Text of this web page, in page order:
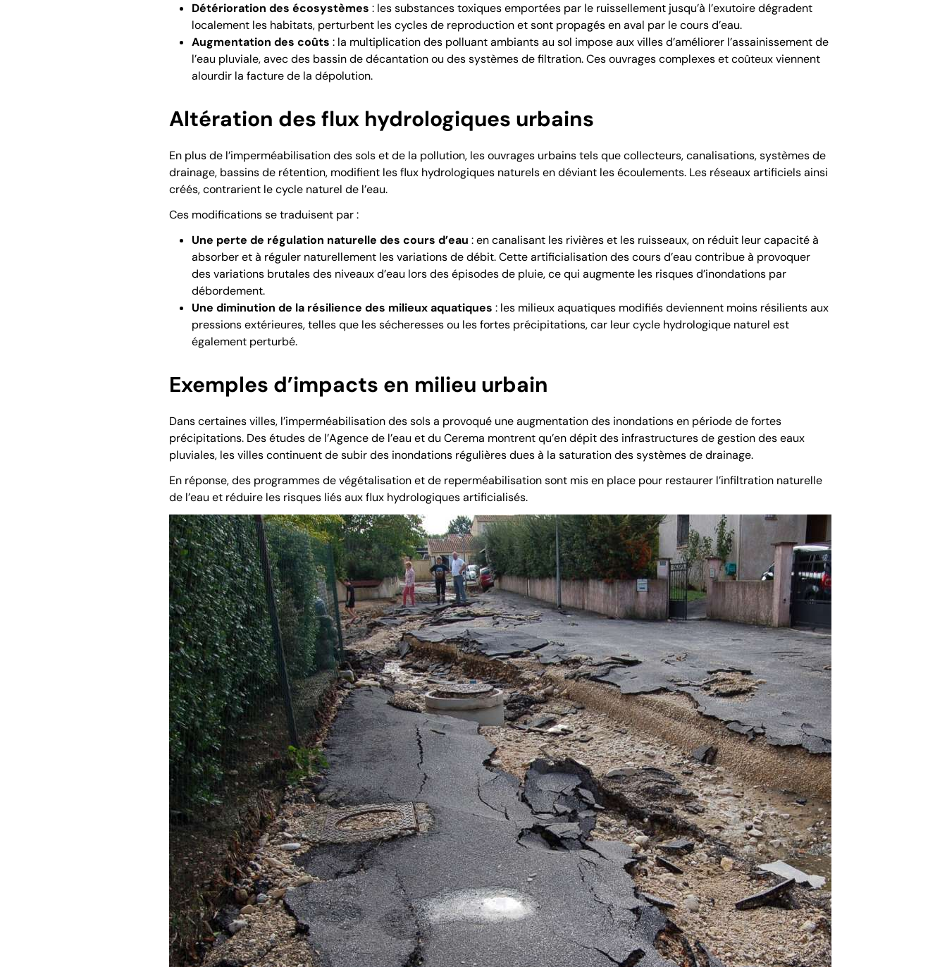
Détérioration des écosystèmes : les substances toxiques emportées par le ruissellement jusqu’à l’exutoire dégradent
localement les habitats, perturbent les cycles de reproduction et sont propagés en aval par le cours d’eau.
Augmentation des coûts : la multiplication des polluant ambiants au sol impose aux villes d’améliorer l’assainissement de
l’eau pluviale, avec des bassin de décantation ou des systèmes de filtration. Ces ouvrages complexes et coûteux viennent
alourdir la facture de la dépolution.
Altération des flux hydrologiques urbains
En plus de l’imperméabilisation des sols et de la pollution, les ouvrages urbains tels que collecteurs, canalisations, systèmes de
drainage, bassins de rétention, modifient les flux hydrologiques naturels en déviant les écoulements. Les réseaux artificiels ainsi
créés, contrarient le cycle naturel de l’eau.
Ces modifications se traduisent par :
Une perte de régulation naturelle des cours d’eau : en canalisant les rivières et les ruisseaux, on réduit leur capacité à
absorber et à réguler naturellement les variations de débit. Cette artificialisation des cours d’eau contribue à provoquer
des variations brutales des niveaux d’eau lors des épisodes de pluie, ce qui augmente les risques d’inondations par
débordement.
Une diminution de la résilience des milieux aquatiques : les milieux aquatiques modifiés deviennent moins résilients aux
pressions extérieures, telles que les sécheresses ou les fortes précipitations, car leur cycle hydrologique naturel est
également perturbé.
Exemples d’impacts en milieu urbain
Dans certaines villes, l’imperméabilisation des sols a provoqué une augmentation des inondations en période de fortes
précipitations. Des études de l’Agence de l’eau et du Cerema montrent qu’en dépit des infrastructures de gestion des eaux
pluviales, les villes continuent de subir des inondations régulières dues à la saturation des systèmes de drainage.
En réponse, des programmes de végétalisation et de reperméabilisationsont mis en place pour restaurer l’infiltration naturelle
de l’eau et réduire les risques liés aux flux hydrologiques artificialisés.